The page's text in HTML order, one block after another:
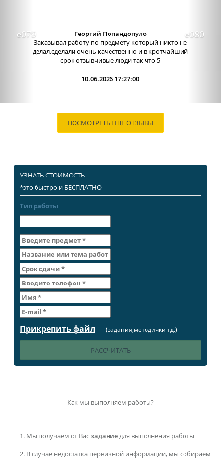
Отличный сервис, очень приятные
администраторы. Связь очень хорошо налажена,
поэтому можно узнавать новости о написании
работы. Сама...
09.06.2026 13:15:00
ПОСМОТРЕТЬ ЕЩЕ ОТЗЫВЫ
УЗНАТЬ СТОИМОСТЬ
*это быстро и БЕСПЛАТНО
Тип работы
Прикрепить файл (задания,методички тд.)
Как мы выполняем работы?
Мы получаем от Васзаданиедля выполнения работы
В случае недостатка первичной информации, мы собираем